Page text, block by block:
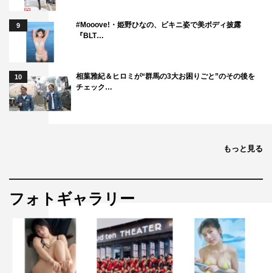
9
#Mooove!・姫野ひなの、ビキニ姿で美ボディ披露
『BLT…
10
相葉雅紀＆ヒロミが“群馬の3大お困りごと”のその後を
チェック…
もっと見る
フォトギャラリー